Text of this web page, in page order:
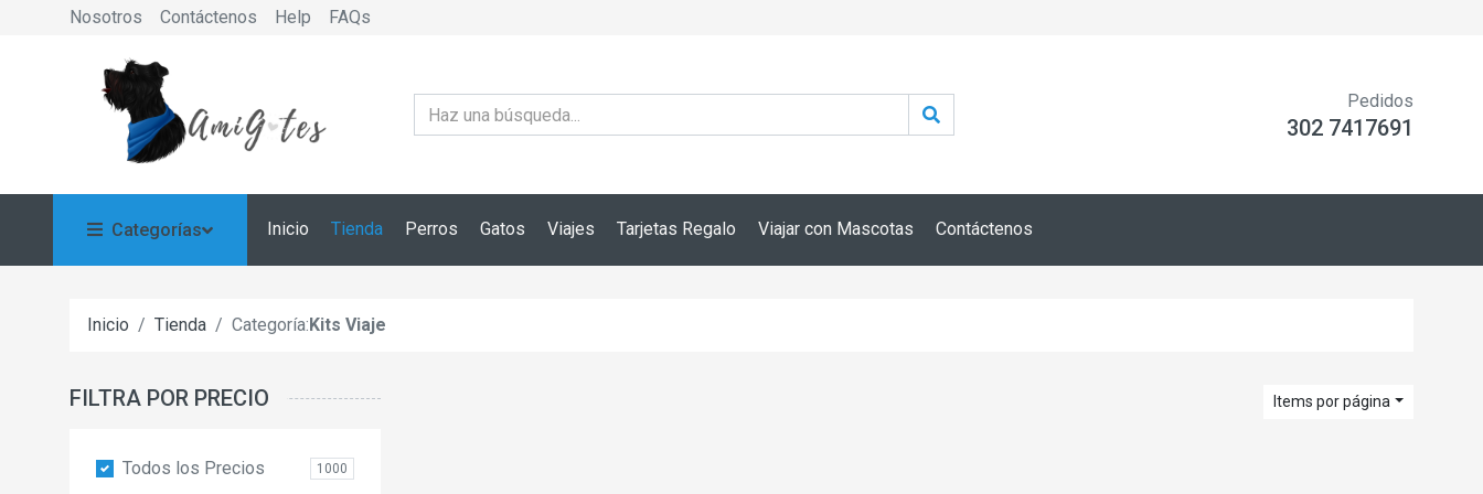
Nosotros Contáctenos Help FAQs
Pedidos
302 7417691
Categorías Inicio Tienda Perros Gatos Viajes Tarjetas Regalo Viajar con Mascotas Contáctenos
Inicio Tienda Categoría:Kits Viaje
FILTRA POR PRECIO
Todos los Precios 1000
Items por página